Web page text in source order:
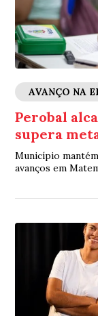
AVANÇO NA
Perobal
supera
Município
avanços em